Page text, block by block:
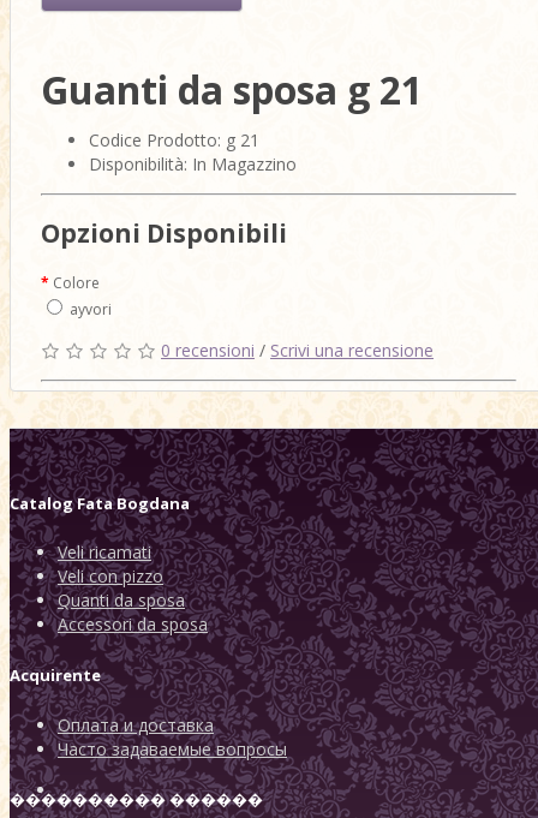
Guanti da sposa g 21
Codice Prodotto: g 21
Disponibilità: In Magazzino
Opzioni Disponibili
Colore
ayvori
0 recensioni / Scrivi una recensione
CatalogFata Bogdana
Veli ricamati
Veli con pizzo
Quanti da sposa
Accessori da sposa
Acquirente
Оплата и доставка
Часто задаваемые вопросы
���������� ������